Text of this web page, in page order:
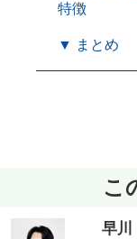
特徴
▼ まとめ
こ
早川